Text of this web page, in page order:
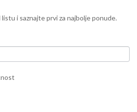
i saznajte prvi za najbolje ponude.